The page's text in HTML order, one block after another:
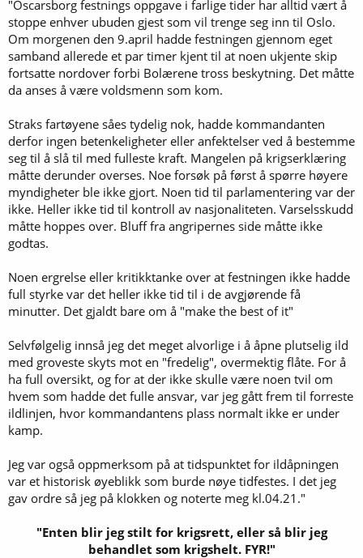
"Oscarsborg festnings oppgave i farlige tider har alltid vært å
stoppe enhver ubuden gjest som vil trenge seg inn til Oslo.
Om morgenen den 9.april hadde festningen gjennom eget
samband allerede et par timer kjent til at noen ukjente skip
fortsatte nordover forbi Bolærene tross beskytning. Det måtte
da anses å være voldsmenn som kom.
Straks fartøyene såes tydelig nok, hadde kommandanten
derfor ingen betenkeligheter eller anfektelser ved å bestemme
seg til å slå til med fulleste kraft. Mangelen på krigserklæring
måtte derunder overses. Noe forsøk på først å spørre høyere
myndigheter ble ikke gjort. Noen tid til parlamentering var der
ikke. Heller ikke tid til kontroll av nasjonaliteten. Varselsskudd
måtte hoppes over. Bluff fra angripernes side måtte ikke
godtas.
Noen ergrelse eller kritikktanke over at festningen ikke hadde
full styrke var det heller ikke tid til i de avgjørende få
minutter. Det gjaldt bare om å "make the best of it"
Selvfølgelig innså jeg det meget alvorlige i å åpne plutselig ild
med groveste skyts mot en "fredelig", overmektig flåte. For å
ha full oversikt, og for at der ikke skulle være noen tvil om
hvem som hadde det fulle ansvar, var jeg gått frem til forreste
ildlinjen, hvor kommandantens plass normalt ikke er under
kamp.
Jeg var også oppmerksom på at tidspunktet for ildåpningen
var et historisk øyeblikk som burde nøye tidfestes. I det jeg
gav ordre så jeg på klokken og noterte meg kl.04.21."
"Enten blir jeg stilt for krigsrett, eller så blir jeg
behandlet som krigshelt. FYR!"